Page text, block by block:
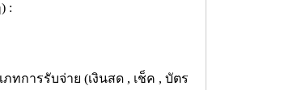
:
ทการรับจ่าย (เงินสด , เช็ค , บัตร